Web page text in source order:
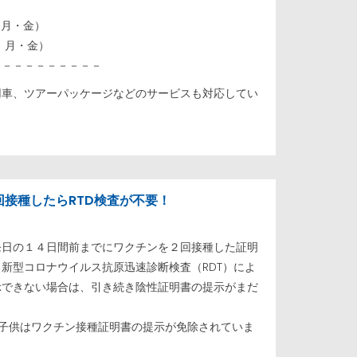
・金）
・金）
－－－－－－－－
、ツアーパッケージなどのサービスも対応してい
種したらRTD検査が不要！
の１４日間前までにワクチンを２回接種した証明
型コロナウイルス抗原迅速診断検査（RDT）によ
きない場合は、引き続き陰性証明書の提示がまだ
供はワクチン接種証明書の提示が免除されていま